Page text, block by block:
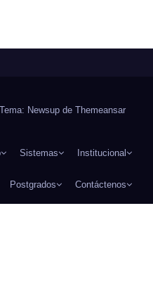
Tema: Newsup de Themeansar
Sistemas Institucional
Postgrados Contáctenos